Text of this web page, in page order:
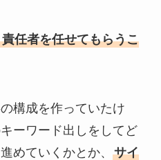
任者を任せてもらうこ
構成を作っていたけ
ーワード出しをしてど
めていくかとか、 サイ